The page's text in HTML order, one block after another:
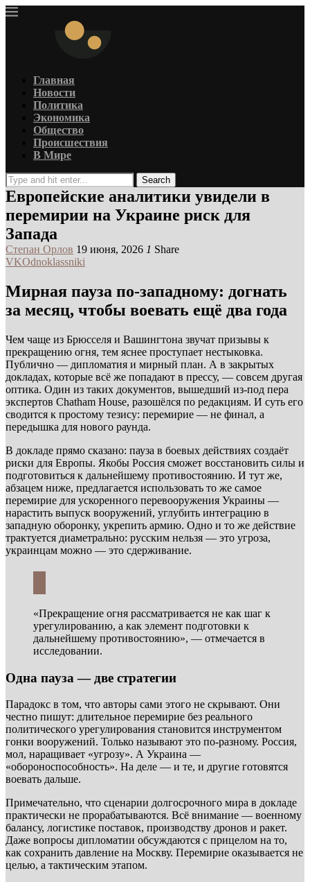
Главная
Новости
Политика
Экономика
Общество
Происшествия
В Мире
Search
Европейские аналитики увидели в
перемирии на Украине риск для
Запада
Степан Орлов 19 июня, 2026 1 Share
VKOdnoklassniki
Мирная пауза по-западному: догнать
за месяц, чтобы воевать ещё два года
Чем чаще из Брюсселя и Вашингтона звучат призывы к
прекращению огня, тем яснее проступает нестыковка.
Публично — дипломатия и мирный план. А в закрытых
докладах, которые всё же попадают в прессу, — совсем другая
оптика. Один из таких документов, вышедший из-под пера
экспертов Chatham House, разошёлся по редакциям. И суть его
сводится к простому тезису: перемирие — не финал, а
передышка для нового раунда.
В докладе прямо сказано: пауза в боевых действиях создаёт
риски для Европы. Якобы Россия сможет восстановить силы и
подготовиться к дальнейшему противостоянию. И тут же,
абзацем ниже, предлагается использовать то же самое
перемирие для ускоренного перевооружения Украины —
нарастить выпуск вооружений, углубить интеграцию в
западную оборонку, укрепить армию. Одно и то же действие
трактуется диаметрально: русским нельзя — это угроза,
украинцам можно — это сдерживание.
«Прекращение огня рассматривается не как шаг к
урегулированию, а как элемент подготовки к
дальнейшему противостоянию», — отмечается в
исследовании.
Одна пауза — две стратегии
Парадокс в том, что авторы сами этого не скрывают. Они
честно пишут: длительное перемирие без реального
политического урегулирования становится инструментом
гонки вооружений. Только называют это по-разному. Россия,
мол, наращивает «угрозу». А Украина —
«обороноспособность». На деле — и те, и другие готовятся
воевать дальше.
Примечательно, что сценарии долгосрочного мира в докладе
практически не прорабатываются. Всё внимание — военному
балансу, логистике поставок, производству дронов и ракет.
Даже вопросы дипломатии обсуждаются с прицелом на то,
как сохранить давление на Москву. Перемирие оказывается не
целью, а тактическим этапом.